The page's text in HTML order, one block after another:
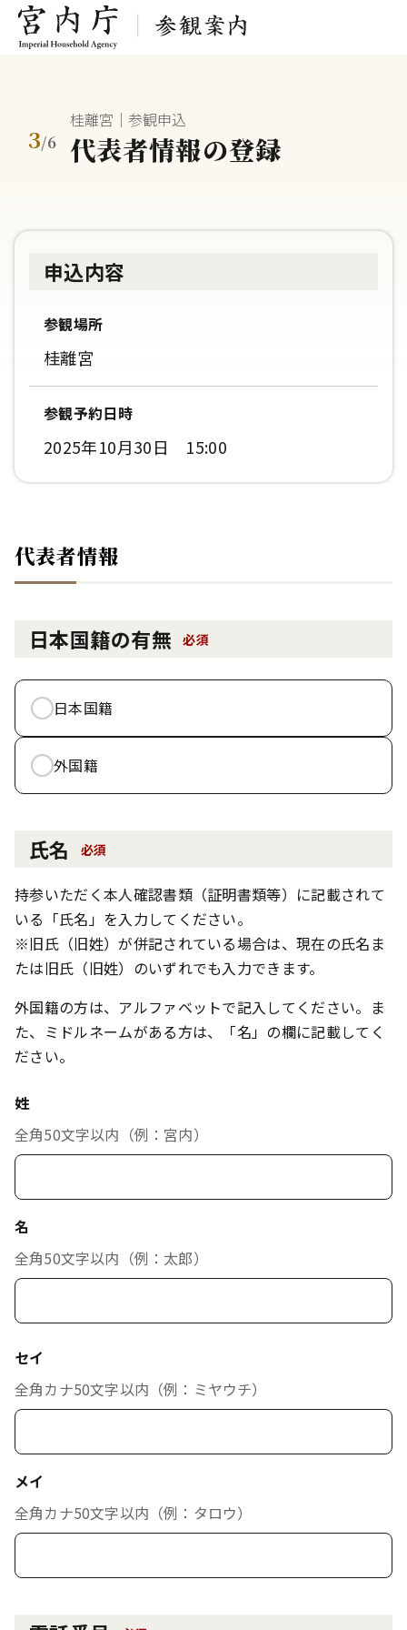
3/6
桂離宮｜参観申込
代表者情報の登録
申込内容
参観場所
桂離宮
参観予約日時
2025年10月30日 15:00
代表者情報
日本国籍の有無 必須
日本国籍
外国籍
氏名 必須
持参いただく本人確認書類（証明書類等）に記載されて
いる「氏名」を入力してください。
※旧氏（旧姓）が併記されている場合は、現在の氏名ま
たは旧氏（旧姓）のいずれでも入力できます。
外国籍の方は、アルファベットで記入してください。ま
た、ミドルネームがある方は、「名」の欄に記載してく
ださい。
姓
全角50文字以内（例：宮内）
名
全角50文字以内（例：太郎）
セイ
全角カナ50文字以内（例：ミヤウチ）
メイ
全角カナ50文字以内（例：タロウ）